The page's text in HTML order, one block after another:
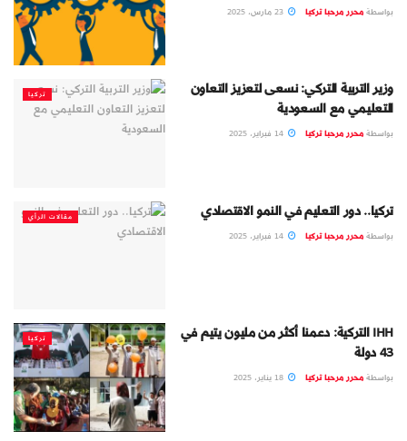
بواسطةمحرر مرحبا تركيا
تركيا
وزير التربية التركي: نسعى لتعزيز التعاون
التعليمي مع السعودية
بواسطةمحرر مرحبا تركيا
مقالات الرأي تركيا.. دور التعليم في النمو الاقتصادي
بواسطةمحرر مرحبا تركيا
تركيا
IHH التركية: دعمنا أكثر من مليون يتيم في
43 دولة
بواسطةمحرر مرحبا تركيا